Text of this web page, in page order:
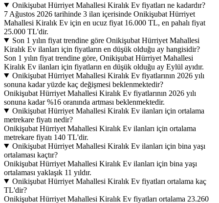
Onikişubat Hürriyet Mahallesi Kiralık Ev fiyatları ne kadardır?
7 Ağustos 2026 tarihinde 3 ilan içerisinde Onikişubat Hürriyet
Mahallesi Kiralık Ev için en ucuz fiyat 16.000 TL, en pahalı fiyat
25.000 TL'dir.
Son 1 yılın fiyat trendine göre Onikişubat Hürriyet Mahallesi
Kiralık Ev ilanları için fiyatların en düşük olduğu ay hangisidir?
Son 1 yılın fiyat trendine göre, Onikişubat Hürriyet Mahallesi
Kiralık Ev ilanları için fiyatların en düşük olduğu ay Eylül ayıdır.
Onikişubat Hürriyet Mahallesi Kiralık Ev fiyatlarının 2026 yılı
sonuna kadar yüzde kaç değişmesi beklenmektedir?
Onikişubat Hürriyet Mahallesi Kiralık Ev fiyatlarının 2026 yılı
sonuna kadar %16 oranında artması beklenmektedir.
Onikişubat Hürriyet Mahallesi Kiralık Ev ilanları için ortalama
metrekare fiyatı nedir?
Onikişubat Hürriyet Mahallesi Kiralık Ev ilanları için ortalama
metrekare fiyatı 140 TL'dir.
Onikişubat Hürriyet Mahallesi Kiralık Ev ilanları için bina yaşı
ortalaması kaçtır?
Onikişubat Hürriyet Mahallesi Kiralık Ev ilanları için bina yaşı
ortalaması yaklaşık 11 yıldır.
Onikişubat Hürriyet Mahallesi Kiralık Ev fiyatları ortalama kaç
TL'dir?
Onikişubat Hürriyet Mahallesi Kiralık Ev fiyatları ortalama 23.260